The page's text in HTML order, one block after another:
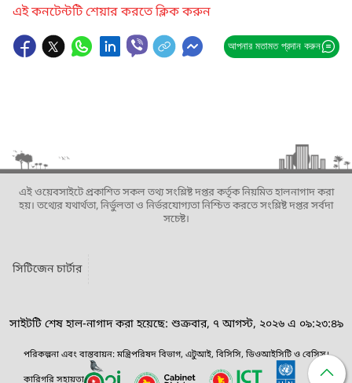
এই কনটেন্টটি শেয়ার করতে ক্লিক করুন
আপনার মতামত প্রদান করুন
এই ওয়েবসাইটে প্রকাশিত সকল তথ্য সংশ্লিষ্ট দপ্তর কর্তৃক নিয়মিত হালনাগাদ করা
হয়। তথ্যের যথার্থতা, নির্ভুলতা ও নির্ভরযোগ্যতা নিশ্চিত করতে সংশ্লিষ্ট দপ্তর সর্বদা
সচেষ্ট।
সিটিজেন চার্টার
সাইটটি শেষ হাল-নাগাদ করা হয়েছে: শুক্রবার, ৭ আগস্ট, ২০২৬ এ ০৯:২৩:৪৯
পরিকল্পনা এবং বাস্তবায়ন: মন্ত্রিপরিষদ বিভাগ, এটুআই, বিসিসি, ডিওআইসিটি ও বেসিস।
কারিগরি সহায়তা